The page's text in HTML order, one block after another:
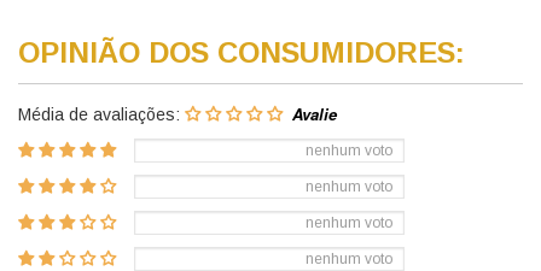
OPINIÃO DOS CONSUMIDORES:
Média de avaliações:
nenhum voto
nenhum voto
nenhum voto
nenhum voto